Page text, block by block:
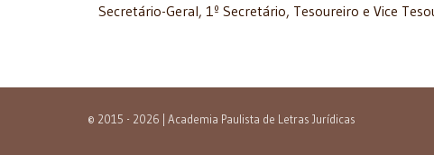
Secretário-Geral, 1º Secretário, Tesoureiro e Vice
© 2015 - 2026 | Academia Paulista de Letras Jurídicas